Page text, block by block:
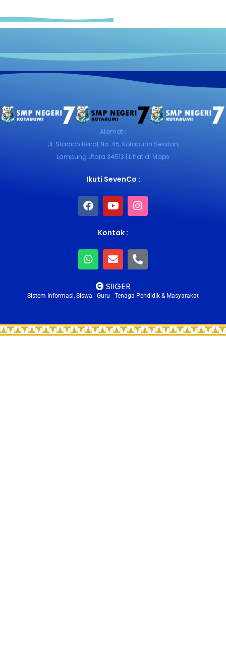
Alamat :
Jl. Stadion Barat No. 45, Kotabumi Selatan,
Lampung Utara 34513 | Lihat di Maps
Ikuti SevenCo :
Kontak :
SIIGER
Sistem Informasi, Siswa - Guru - Tenaga Pendidik & Masyarakat